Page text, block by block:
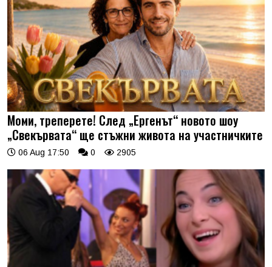
Моми, треперете! След „Ергенът“ новото шоу
„Свекървата“ ще стъжни живота на участничките
06 Aug 17:50 0 2905